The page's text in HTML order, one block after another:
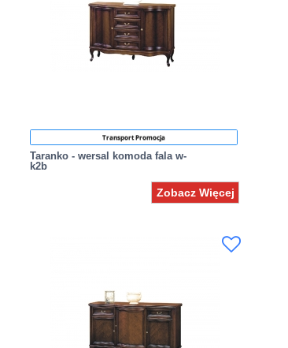
Transport Promocja
Taranko - wersal komoda fala w-
k2b
Zobacz Więcej